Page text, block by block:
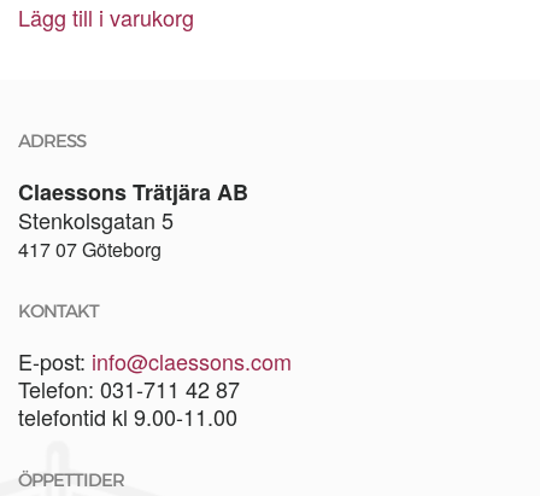
Lägg till i varukorg
ADRESS
Claessons Trätjära AB
Stenkolsgatan 5
417 07 Göteborg
KONTAKT
E-post: info@claessons.com
Telefon: 031-711 42 87
telefontid kl 9.00-11.00
ÖPPETTIDER